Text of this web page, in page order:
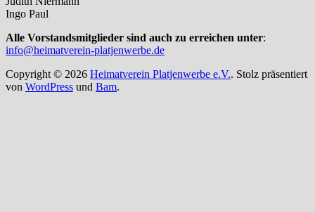
Ingo Paul
Alle Vorstandsmitglieder sind auch zu erreichen unter:
info@heimatverein-platjenwerbe.de
Copyright © 2026 Heimatverein Platjenwerbe e.V.. Stolz präsentiert
von WordPress und Bam.